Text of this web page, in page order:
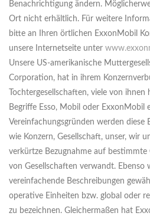
Benachrichtigung ändern.
Ort nicht erhältlich. Für weitere
bitte an Ihren örtlichen ExxonMobil
unsere Internetseite unter
Unsere US-amerikanische
Corporation, hat in ihrem
Tochtergesellschaften, viele von
Begriffe Esso, Mobil oder ExxonMobil
Vereinfachungsgründen werden diese
wie Konzern, Gesellschaft, unser, wir
verkürtze Bezugnahme auf bestimmte
von Gesellschaften verwandt. Ebenso
vereinfachende Beschreibungen
operative Einheiten bzw. global oder
zu bezeichnen. Gleichermaßen hat